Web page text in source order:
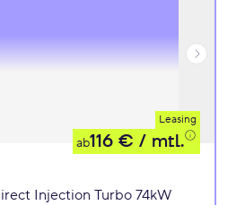
Leasing
ab116 € / mtl.
Injection Turbo 74kW